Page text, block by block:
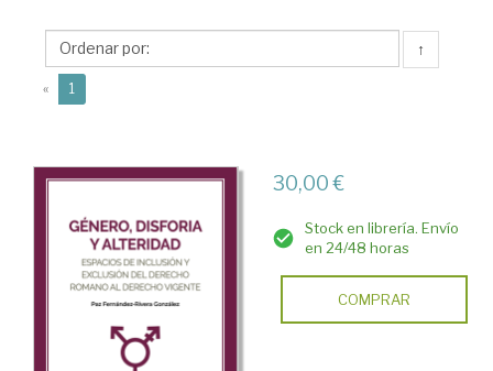
González,
Paz
↑
« 1
30,00 €
Stock en librería. Envío
en 24/48 horas
COMPRAR